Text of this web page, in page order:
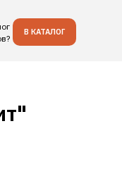
В КАТАЛОГ